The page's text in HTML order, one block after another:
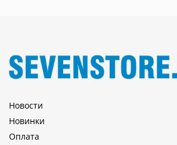
Новости
Новинки
Оплата